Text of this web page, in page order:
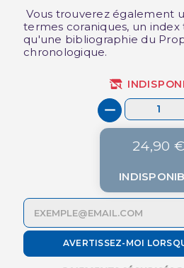
Vous trouverez également
termes coraniques, un index
qu'une bibliographie du
chronologique.
24,90 €
AVERTISSEZ-MOI